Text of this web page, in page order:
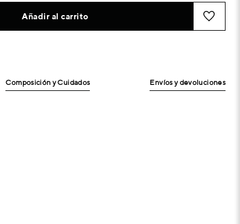
Añadir al carrito
Composición y Cuidados Envíos y devoluciones